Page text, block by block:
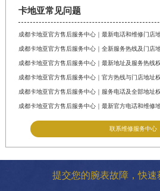
卡地亚常见问题
成都卡地亚官方售后服务中心｜最新地址及服务热线
成都卡地亚官方售后服务中心｜官方热线与门店地址
成都卡地亚官方售后服务中心｜服务电话及全部地址
联系维修服务中心
提交您的腕表故障，快速